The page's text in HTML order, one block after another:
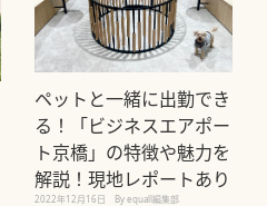
ペットと一緒に出勤でき
る！「ビジネスエアポー
ト京橋」の特徴や魅力を
解説！現地レポートあり
2022年12月16日 By equall編集部